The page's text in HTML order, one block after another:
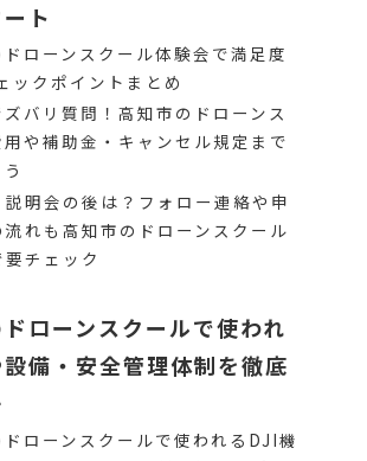
ト
ローンスクール体験会で満足度
ックポイントまとめ
バリ質問！高知市のドローンス
や補助金・キャンセル規定まで
説明会の後は？フォロー連絡や申
流れも高知市のドローンスクール
チェック
ローンスクールで使われ
備・安全管理体制を徹底
ローンスクールで使われるDJI機